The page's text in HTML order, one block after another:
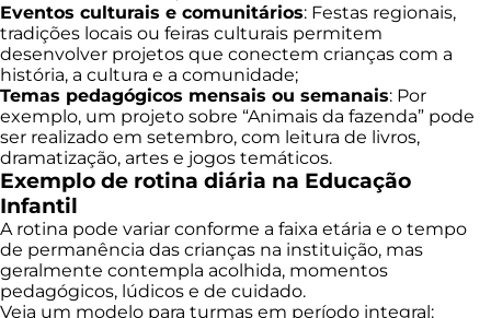
Eventos culturais e comunitários: Festas regionais,
tradições locais ou feiras culturais permitem
desenvolver projetos que conectem crianças com a
história, a cultura e a comunidade;
Temas pedagógicos mensais ou semanais: Por
exemplo, um projeto sobre “Animais da fazenda” pode
ser realizado em setembro, com leitura de livros,
dramatização, artes e jogos temáticos.
Exemplo de rotina diária na Educação
Infantil
A rotina pode variar conforme a faixa etária e o tempo
de permanência das crianças na instituição, mas
geralmente contempla acolhida, momentos
pedagógicos, lúdicos e de cuidado.
Veja um modelo para turmas em período integral: